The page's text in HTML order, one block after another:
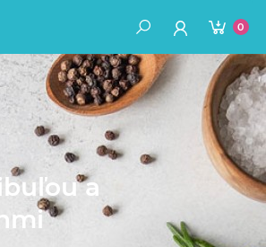
0
a